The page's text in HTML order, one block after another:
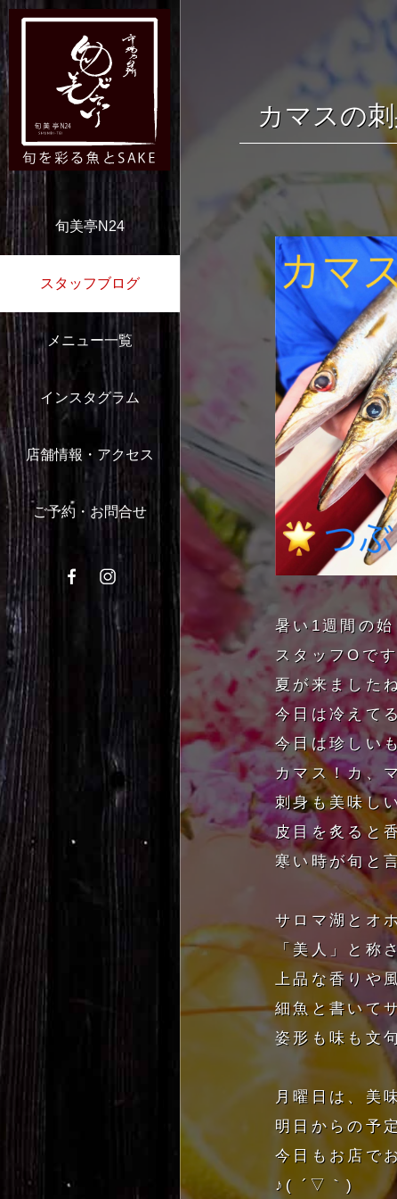
旬美亭N24
スタッフブログ
メニュー一覧
インスタグラム
店舗情報・アクセス
ご予約・お問合せ
カマスの刺
暑い1週間の始
スタッフOで
夏が来ました
今日は冷えて
今日は珍しい
カマス！カ、
刺身も美味し
皮目を炙ると
寒い時が旬と
サロマ湖とオ
「美人」と称
上品な香りや
細魚と書いて
姿形も味も文
月曜日は、美
明日からの予
今日もお店で
♪( ´▽｀)